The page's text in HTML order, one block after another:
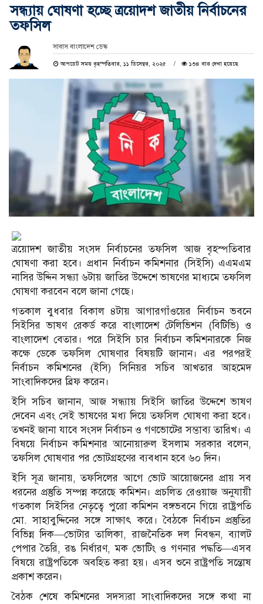
সন্ধ্যায় ঘোষণা হচ্ছে ত্রয়োদশ জাতীয় নির্বাচনের
তফসিল
সাবাস বাংলাদেশ ডেস্ক
আপডেট সময় বৃহস্পতিবার, ১১ ডিসেম্বর, ২০২৫ ১৩৪ বার দেখা হয়েছে
ত্রয়োদশ জাতীয় সংসদ নির্বাচনের তফসিল আজ বৃহস্পতিবার
ঘোষণা করা হবে। প্রধান নির্বাচন কমিশনার (সিইসি) এএমএম
নাসির উদ্দিন সন্ধ্যা ৬টায় জাতির উদ্দেশে ভাষণের মাধ্যমে তফসিল
ঘোষণা করবেন বলে জানা গেছে।
গতকাল বুধবার বিকাল ৪টায় আগারগাঁওয়ের নির্বাচন ভবনে
সিইসির ভাষণ রেকর্ড করে বাংলাদেশ টেলিভিশন (বিটিভি) ও
বাংলাদেশ বেতার। পরে সিইসি চার নির্বাচন কমিশনারকে নিজ
কক্ষে ডেকে তফসিল ঘোষণার বিষয়টি জানান। এর পরপরই
নির্বাচন কমিশনের (ইসি) সিনিয়র সচিব আখতার আহমেদ
সাংবাদিকদের ব্রিফ করেন।
ইসি সচিব জানান, আজ সন্ধ্যায় সিইসি জাতির উদ্দেশে ভাষণ
দেবেন এবং সেই ভাষণের মধ্য দিয়ে তফসিল ঘোষণা করা হবে।
তখনই জানা যাবে সংসদ নির্বাচন ও গণভোটের সম্ভাব্য তারিখ। এ
বিষয়ে নির্বাচন কমিশনার আনোয়ারুল ইসলাম সরকার বলেন,
তফসিল ঘোষণার পর ভোটগ্রহণের ব্যবধান হবে ৬০ দিন।
ইসি সূত্র জানায়, তফসিলের আগে ভোট আয়োজনের প্রায় সব
ধরনের প্রস্তুতি সম্পন্ন করেছে কমিশন। প্রচলিত রেওয়াজ অনুযায়ী
গতকাল সিইসির নেতৃত্বে পুরো কমিশন বঙ্গভবনে গিয়ে রাষ্ট্রপতি
মো. সাহাবুদ্দিনের সঙ্গে সাক্ষাৎ করে। বৈঠকে নির্বাচন প্রস্তুতির
বিভিন্ন দিক—ভোটার তালিকা, রাজনৈতিক দল নিবন্ধন, ব্যালট
পেপার তৈরি, রঙ নির্ধারণ, মক ভোটিং ও গণনার পদ্ধতি—এসব
বিষয়ে রাষ্ট্রপতিকে অবহিত করা হয়। এসব শুনে রাষ্ট্রপতি সন্তোষ
প্রকাশ করেন।
বৈঠক শেষে কমিশনের সদস্যরা সাংবাদিকদের সঙ্গে কথা না